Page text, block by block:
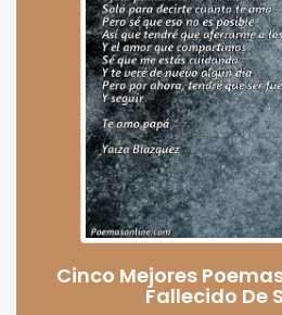
Cinco Mejores
Fallecido De